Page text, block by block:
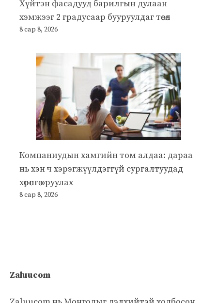
Хүйтэн фасадууд барилгын дулаан
хэмжээг 2 градусаар бууруулдаг төсөл
8 сар 8, 2026
Компаниудын хамгийн том алдаа: дараа
нь хэн ч хэрэгжүүлдэггүй сургалтуудад
хөрөнгө оруулах
8 сар 8, 2026
Zaluucom